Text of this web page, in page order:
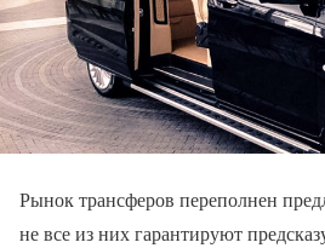
Рынок трансферов переполнен
не все из них гарантируют